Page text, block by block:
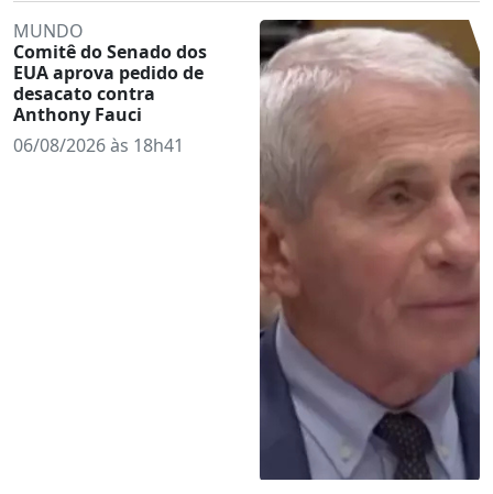
MUNDO
Comitê do Senado dos
EUA aprova pedido de
desacato contra
Anthony Fauci
06/08/2026 às 18h41